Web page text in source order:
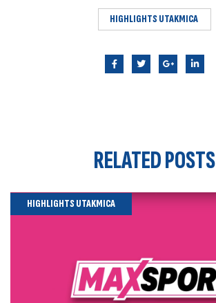
HIGHLIGHTS UTAKMICA
RELATEDPOSTS
HIGHLIGHTS UTAKMICA